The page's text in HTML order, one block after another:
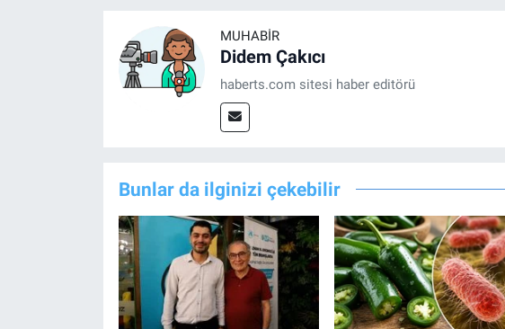
MUHABIR
Didem Çakıcı
haberts.com sitesi haber editörü
Bunlar da ilginizi çekebilir